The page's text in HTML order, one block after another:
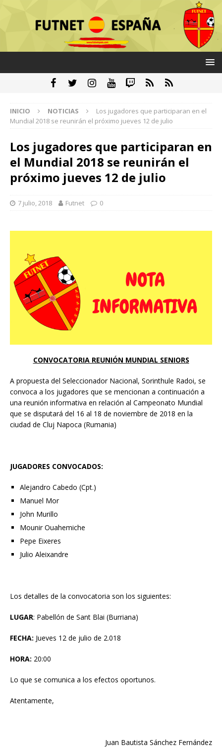
INICIO NOTICIAS
Los jugadores que participaran en el
Mundial 2018 se reunirán el próximo jueves 12 de julio
Los jugadores que participaran en
el Mundial 2018 se reunirán el
próximo jueves 12 de julio
7 julio, 2018 Futnet 0
CONVOCATORIA REUNIÓN MUNDIAL SENIORS
A propuesta del Seleccionador Nacional, Sorinthule Radoi, se
convoca a los jugadores que se mencionan a continuación a
una reunión informativa en relación al Campeonato Mundial
que se disputará del 16 al 18 de noviembre de 2018 en la
ciudad de Cluj Napoca (Rumania)
JUGADORES CONVOCADOS:
Alejandro Cabedo (Cpt.)
Manuel Mor
John Murillo
Mounir Ouahemiche
Pepe Eixeres
Julio Aleixandre
Los detalles de la convocatoria son los siguientes:
LUGAR: Pabellón de Sant Blai (Burriana)
FECHA: Jueves 12 de julio de 2.018
HORA: 20:00
Lo que se comunica a los efectos oportunos.
Atentamente,
Juan Bautista Sánchez Fernández